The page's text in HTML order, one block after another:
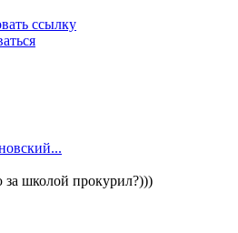
ссылку
за школой прокурил?)))